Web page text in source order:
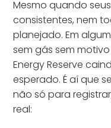
Mesmo quando
consistentes, nem
planejado. Em
sem gás sem
Energy Reserve
esperado. É aí que
não só para
real: